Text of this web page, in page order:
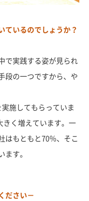
ているのでしょうか？
で実践する姿が見られ
段の一つですから、や
施してもらっていま
きく増えています。一
はもともと70％、そこ
す。
ださい－